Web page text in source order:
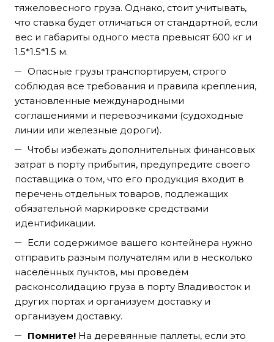
тяжеловесного груза. Однако, стоит учитывать,
что ставка будет отличаться от стандартной, если
вес и габариты одного места превысят 600 кг и
1.5*1.5*1.5 м.
Опасные грузы транспортируем, строго
соблюдая все требования и правила крепления,
установленные международными
соглашениями и перевозчиками (судоходные
линии или железные дороги).
Чтобы избежать дополнительных финансовых
затрат в порту прибытия, предупредите своего
поставщика о том, что его продукция входит в
перечень отдельных товаров, подлежащих
обязательной маркировке средствами
идентификации.
Если содержимое вашего контейнера нужно
отправить разным получателям или в несколько
населённых пунктов, мы проведём
расконсолидацию груза в порту Владивосток и
других портах и организуем доставку и
организуем доставку.
Помните! На деревянные паллеты, если это